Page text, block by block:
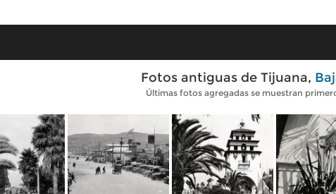
Fotos antiguas de Tijuana,
Últimas fotos agregadas se muestran